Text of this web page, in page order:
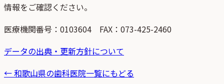
情報をご確認ください。
医療機関番号： 0103604 FAX：073-425-2460
データの出典・更新方針について
←和歌山県の歯科医院一覧にもどる